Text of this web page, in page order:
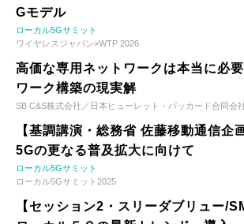
Gモデル
ローカル5Gサミット
ワイヤレスジャパン×WTP 2026
高価な専用ネットワークは本当に必
ワーク構築の現実解
SB C&S株式会社／日本ヒューレット・パッカード合同会
【基調講演・総務省 佐藤移動通信企
5Gの更なる普及拡大に向けて
ローカル5Gサミット
ローカル5Gサミット2025
【セッション2・スリーダブリュー/